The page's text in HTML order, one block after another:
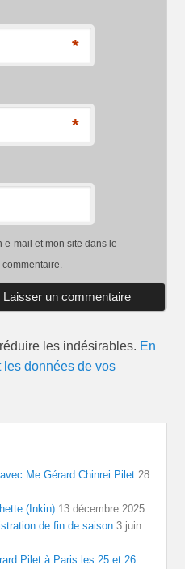
*
*
e-mail et mon site dans le
les indésirables. En
les données de vos
Me Gérard Chinrei Pilet 28
(Inkin) 13 décembre 2025
de fin de saison 3 juin
Pilet à Paris les 25 et 26